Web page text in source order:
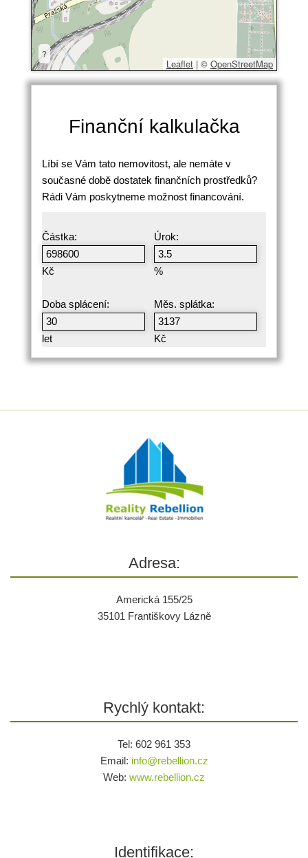
?
Leaflet | © OpenStreetMap
Finanční kalkulačka
Líbí se Vám tato nemovitost, ale nemáte v
současné době dostatek finančních prostředků?
Rádi Vám poskytneme možnost financování.
Částka:
Kč
Úrok:
%
Doba splácení:
let
Měs. splátka:
Kč
Adresa:
Americká 155/25
35101 Františkovy Lázně
Rychlý kontakt:
Tel: 602 961 353
Email: info@rebellion.cz
Web: www.rebellion.cz
Identifikace: